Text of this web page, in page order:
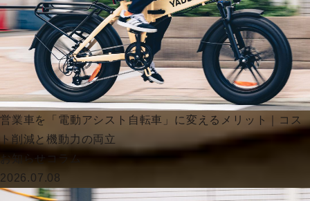
営業車を「電動アシスト自転車」に変えるメリット｜コス
ト削減と機動力の両立
お知らせ
コラム
2026.07.08